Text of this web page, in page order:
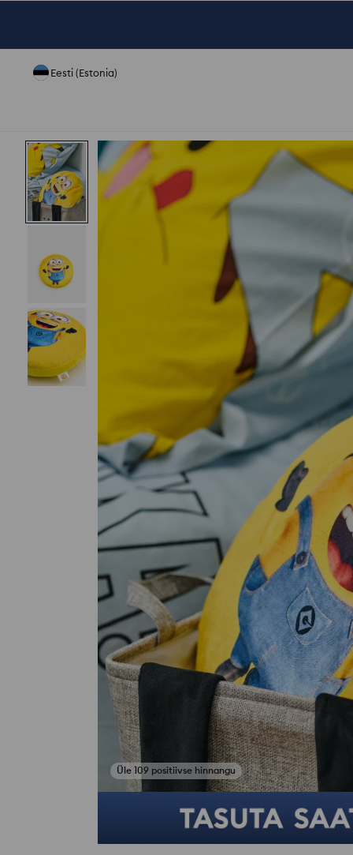
Eesti (Estonia)
Üle 109 positiivse hinnangu
si_productpage_user_photos_button_title